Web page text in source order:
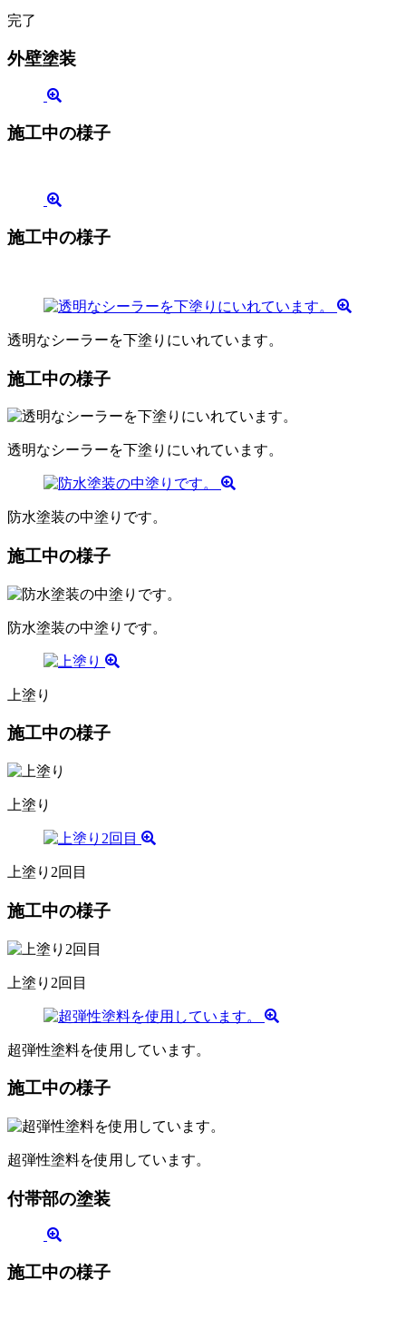
完了
外壁塗装
施工中の様子
施工中の様子
透明なシーラーを下塗りにいれています。
施工中の様子
透明なシーラーを下塗りにいれています。
防水塗装の中塗りです。
施工中の様子
防水塗装の中塗りです。
上塗り
施工中の様子
上塗り
上塗り2回目
施工中の様子
上塗り2回目
超弾性塗料を使用しています。
施工中の様子
超弾性塗料を使用しています。
付帯部の塗装
施工中の様子